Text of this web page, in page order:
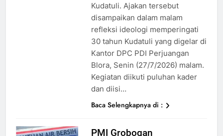
Kudatuli. Ajakan tersebut
disampaikan dalam malam
refleksi ideologi memperingati
30 tahun Kudatuli yang digelar di
Kantor DPC PDI Perjuangan
Blora, Senin (27/7/2026) malam.
Kegiatan diikuti puluhan kader
dan diisi…
Baca Selengkapnya di :
PMI Grobogan